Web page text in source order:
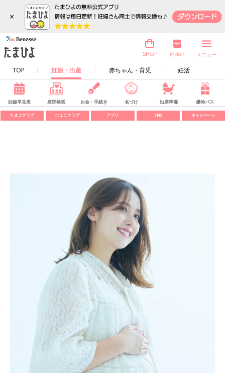
×
TOP 妊娠・出産 赤ちゃん・育児 妊活
SHOP 内祝い メニュー
妊娠早見表 産院検索 お金・手続き 名づけ 出産準備 優待パス
たまごクラブ ひよこクラブ アプリ SNS キャンペーン